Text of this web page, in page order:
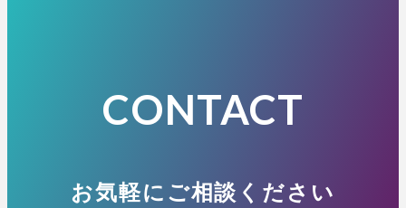
CONTACT
お気軽にご相談ください